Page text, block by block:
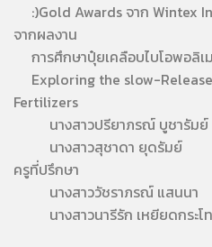
:)Gold Awards จาก Wintex
จากผลงาน
การศึกษาปุ๋ยเคลือบไบโอพอลิเ
Exploring the slow-
Fertilizers
นางสาวปรียาภรณ์ บูชารัมย์
นางสาวสุชาดา ยุดรัมย์
ครูที่ปรึกษา
นางสาววัชราภรณ์ แสนนา
นางสาวนารีรัก เหยียดกระโ